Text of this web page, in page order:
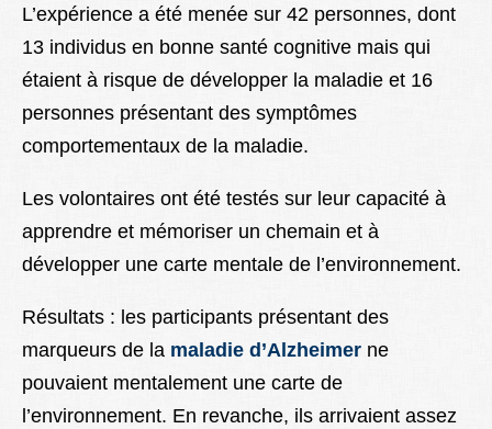
L’expérience a été menée sur 42 personnes, dont
13 individus en bonne santé cognitive mais qui
étaient à risque de développer la maladie et 16
personnes présentant des symptômes
comportementaux de la maladie.
Les volontaires ont été testés sur leur capacité à
apprendre et mémoriser un chemain et à
développer une carte mentale de l’environnement.
Résultats : les participants présentant des
marqueurs de la maladie d’Alzheimer ne
pouvaient mentalement une carte de
l’environnement. En revanche, ils arrivaient assez